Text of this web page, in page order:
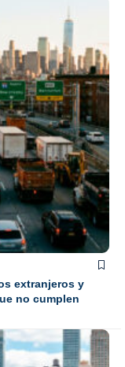
extranjeros y
no cumplen